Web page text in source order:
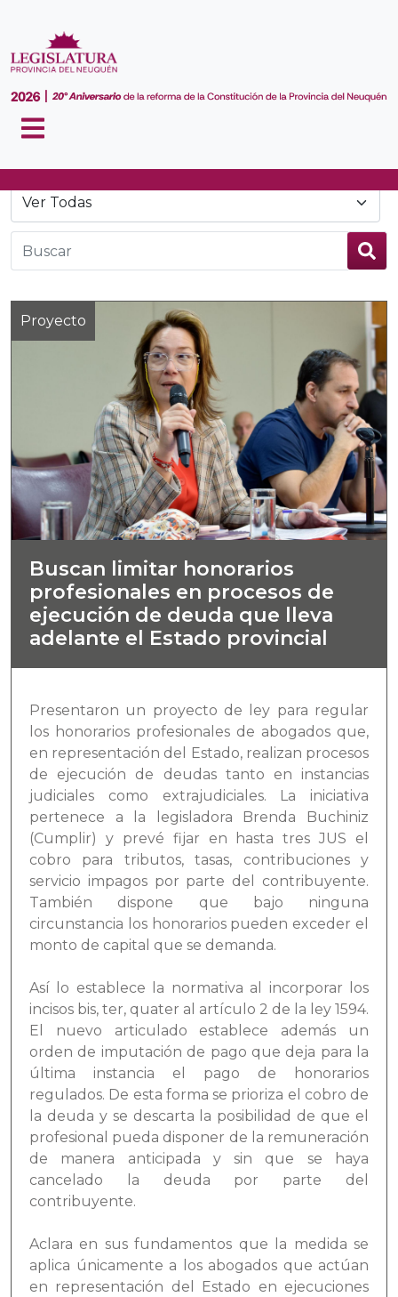
Proyecto
Buscan limitar honorarios
profesionales en procesos de
ejecución de deuda que lleva
adelante el Estado provincial
Presentaron un proyecto de ley para regular
los honorarios profesionales de abogados que,
en representación del Estado, realizan procesos
de ejecución de deudas tanto en instancias
judiciales como extrajudiciales. La iniciativa
pertenece a la legisladora Brenda Buchiniz
(Cumplir) y prevé fijar en hasta tres JUS el
cobro para tributos, tasas, contribuciones y
servicio impagos por parte del contribuyente.
También dispone que bajo ninguna
circunstancia los honorarios pueden exceder el
monto de capital que se demanda.
Así lo establece la normativa al incorporar los
incisos bis, ter, quater al artículo 2 de la ley 1594.
El nuevo articulado establece además un
orden de imputación de pago que deja para la
última instancia el pago de honorarios
regulados. De esta forma se prioriza el cobro de
la deuda y se descarta la posibilidad de que el
profesional pueda disponer de la remuneración
de manera anticipada y sin que se haya
cancelado la deuda por parte del
contribuyente.
Aclara en sus fundamentos que la medida se
aplica únicamente a los abogados que actúan
en representación del Estado en ejecuciones